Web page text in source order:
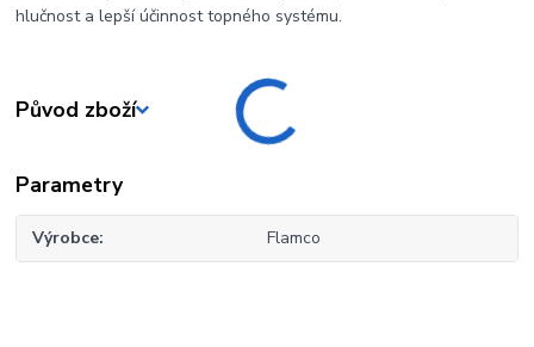
hlučnost a lepší účinnost topného systému.
Původ zboží
Parametry
Výrobce Flamco